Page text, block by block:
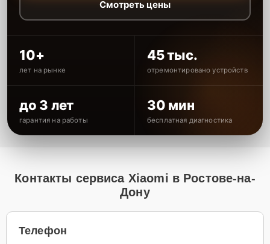
Смотреть цены
10+
лет на рынке
45 тыс.
отремонтировано устройств
до 3 лет
гарантия на работы
30 мин
бесплатная диагностика
Контакты сервиса Xiaomi в Ростове-на-
Дону
Телефон